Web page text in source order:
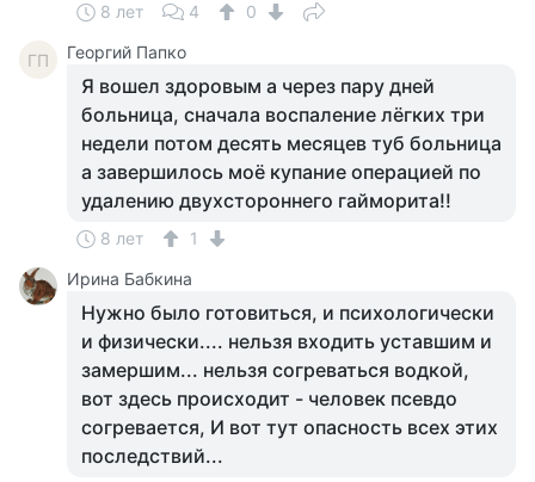
8 лет 4 0
ГП Георгий Папко
Я вошел здоровым а через пару дней
больница, сначала воспаление лёгких три
недели потом десять месяцев туб больница
а завершилось моё купание операцией по
удалению двухстороннего гайморита!!
8 лет
1
Ирина Бабкина
Нужно было готовиться, и психологически
и физически.... нельзя входить уставшим и
замершим... нельзя согреваться водкой,
вот здесь происходит - человек псевдо
согревается, И вот тут опасность всех этих
последствий...